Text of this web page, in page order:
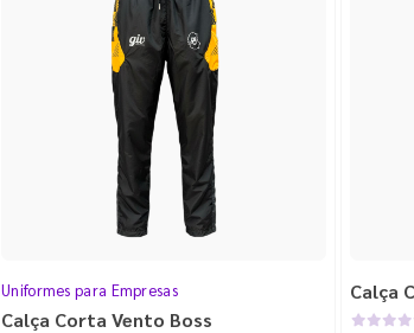
Uniformes para Empresas
Calça Corta Vento Boss
Calça